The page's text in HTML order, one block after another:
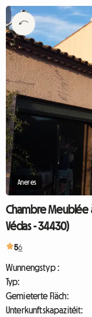
Aneres
Chambre Meublée
Védas - 34430)
56
Wunnengstyp :
Typ:
Gemieterte Fläch:
Unterkunftskapazitéit: